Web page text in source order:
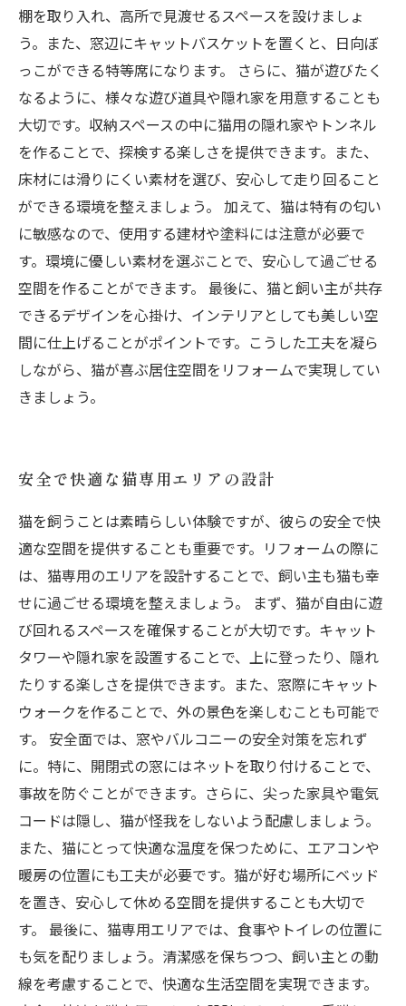
棚を取り入れ、高所で見渡せるスペースを設けましょ
う。また、窓辺にキャットバスケットを置くと、日向ぼ
っこができる特等席になります。 さらに、猫が遊びたく
なるように、様々な遊び道具や隠れ家を用意することも
大切です。収納スペースの中に猫用の隠れ家やトンネル
を作ることで、探検する楽しさを提供できます。また、
床材には滑りにくい素材を選び、安心して走り回ること
ができる環境を整えましょう。 加えて、猫は特有の匂い
に敏感なので、使用する建材や塗料には注意が必要で
す。環境に優しい素材を選ぶことで、安心して過ごせる
空間を作ることができます。 最後に、猫と飼い主が共存
できるデザインを心掛け、インテリアとしても美しい空
間に仕上げることがポイントです。こうした工夫を凝ら
しながら、猫が喜ぶ居住空間をリフォームで実現してい
きましょう。
安全で快適な猫専用エリアの設計
猫を飼うことは素晴らしい体験ですが、彼らの安全で快
適な空間を提供することも重要です。リフォームの際に
は、猫専用のエリアを設計することで、飼い主も猫も幸
せに過ごせる環境を整えましょう。 まず、猫が自由に遊
び回れるスペースを確保することが大切です。キャット
タワーや隠れ家を設置することで、上に登ったり、隠れ
たりする楽しさを提供できます。また、窓際にキャット
ウォークを作ることで、外の景色を楽しむことも可能で
す。 安全面では、窓やバルコニーの安全対策を忘れず
に。特に、開閉式の窓にはネットを取り付けることで、
事故を防ぐことができます。さらに、尖った家具や電気
コードは隠し、猫が怪我をしないよう配慮しましょう。
また、猫にとって快適な温度を保つために、エアコンや
暖房の位置にも工夫が必要です。猫が好む場所にベッド
を置き、安心して休める空間を提供することも大切で
す。 最後に、猫専用エリアでは、食事やトイレの位置に
も気を配りましょう。清潔感を保ちつつ、飼い主との動
線を考慮することで、快適な生活空間を実現できます。